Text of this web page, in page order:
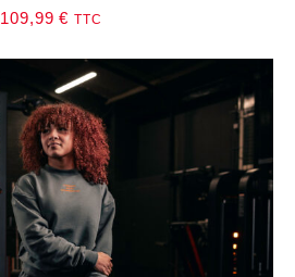
109,99€ TTC